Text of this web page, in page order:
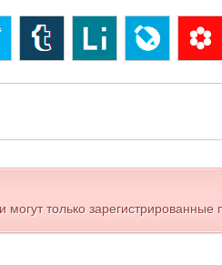
могут только зарегистрированные